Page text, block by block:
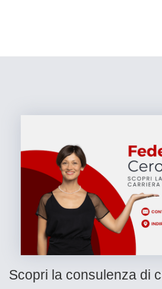
Scopri la consulenza di